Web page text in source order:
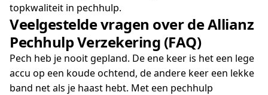
topkwaliteit in pechhulp.
Veelgestelde vragen over de Allianz
Pechhulp Verzekering (FAQ)
Pech heb je nooit gepland. De ene keer is het een lege
accu op een koude ochtend, de andere keer een lekke
band net als je haast hebt. Met een pechhulp